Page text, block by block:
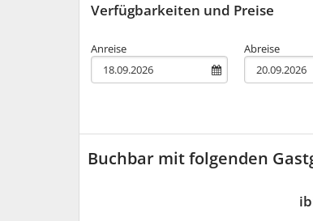
Verfügbarkeiten und Preise
Anreise Abreise
Buchbar mit folgenden